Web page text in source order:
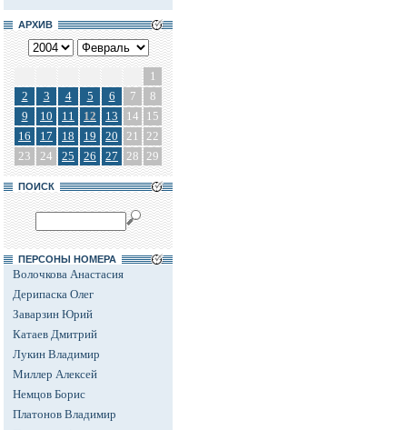
АРХИВ
1
2
3 4 5 6 7
8
9
10 11 12 13 14
15
16
17 18 19 20 21
22
23
24 25 26 27 28 29
ПОИСК
ПЕРСОНЫ НОМЕРА
Волочкова Анастасия
Дерипаска Олег
Заварзин Юрий
Катаев Дмитрий
Лукин Владимир
Миллер Алексей
Немцов Борис
Платонов Владимир